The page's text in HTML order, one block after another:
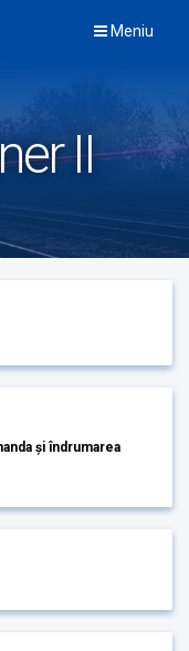
Meniu
II
și îndrumarea